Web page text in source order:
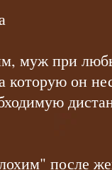
муж при
он
после